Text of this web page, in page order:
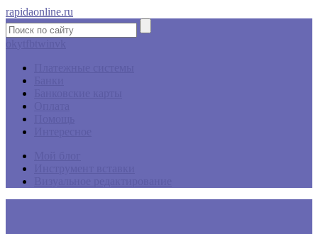
rapidaonline.ru